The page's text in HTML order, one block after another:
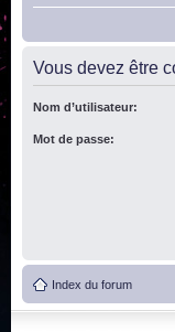
Vous devez être
Nom d’utilisateur:
Mot de passe:
Index du forum